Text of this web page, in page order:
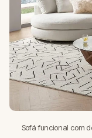
Sofá funcional com